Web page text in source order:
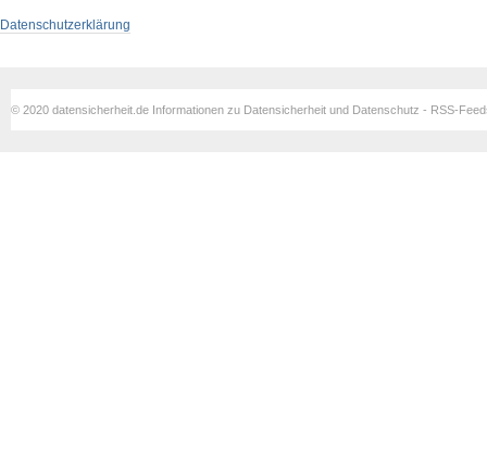
Datenschutzerklärung
© 2020 datensicherheit.de Informationen zu Datensicherheit und Datenschutz - RSS-